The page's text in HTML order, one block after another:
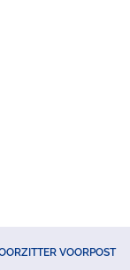
VOORPOST